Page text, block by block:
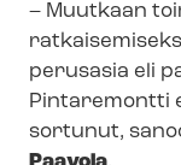
– Muutkaan
perusasia eli
Pintaremontti
sortunut,